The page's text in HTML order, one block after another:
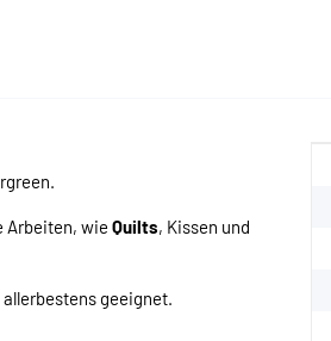
Arbeiten, wie Quilts, Kissen und
geeignet.